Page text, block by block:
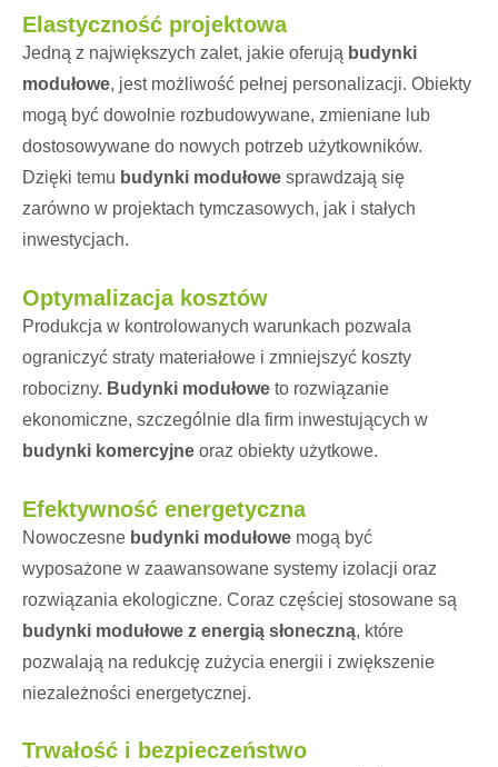
Elastyczność projektowa
Jedną z największych zalet, jakie oferują budynki
modułowe, jest możliwość pełnej personalizacji. Obiekty
mogą być dowolnie rozbudowywane, zmieniane lub
dostosowywane do nowych potrzeb użytkowników.
Dzięki temu budynki modułowe sprawdzają się
zarówno w projektach tymczasowych, jak i stałych
inwestycjach.
Optymalizacja kosztów
Produkcja w kontrolowanych warunkach pozwala
ograniczyć straty materiałowe i zmniejszyć koszty
robocizny. Budynki modułowe to rozwiązanie
ekonomiczne, szczególnie dla firm inwestujących w
budynki komercyjne oraz obiekty użytkowe.
Efektywność energetyczna
Nowoczesne budynki modułowe mogą być
wyposażone w zaawansowane systemy izolacji oraz
rozwiązania ekologiczne. Coraz częściej stosowane są
budynki modułowe z energią słoneczną, które
pozwalają na redukcję zużycia energii i zwiększenie
niezależności energetycznej.
Trwałość i bezpieczeństwo